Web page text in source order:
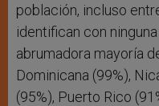
población, incluso
identifican con
abrumadora mayoría
Dominicana (99%),
(95%), Puerto Rico